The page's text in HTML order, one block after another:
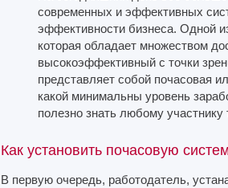
современных и эффективных
эффективности бизнеса. Одной
которая обладает множеством
высокоэффективный с точки
представляет собой почасовая
какой минимальны уровень
полезно знать любому
Как установить почасовую
В первую очередь, работодатель,